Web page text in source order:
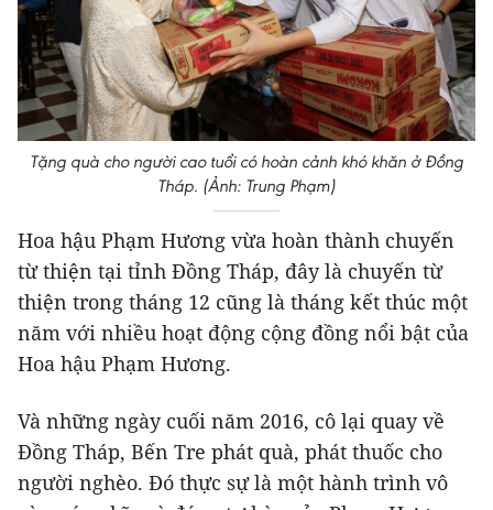
Tặng quà cho người cao tuổi có hoàn cảnh khó khăn ở Đồng
Tháp. (Ảnh: Trung Phạm)
Hoa hậu Phạm Hương vừa hoàn thành chuyến
từ thiện tại tỉnh Đồng Tháp, đây là chuyến từ
thiện trong tháng 12 cũng là tháng kết thúc một
năm với nhiều hoạt động cộng đồng nổi bật của
Hoa hậu Phạm Hương.
Và những ngày cuối năm 2016, cô lại quay về
Đồng Tháp, Bến Tre phát quà, phát thuốc cho
người nghèo. Đó thực sự là một hành trình vô